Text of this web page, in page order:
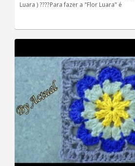
Luara ) ????Para fazer a "Flor Luara" é